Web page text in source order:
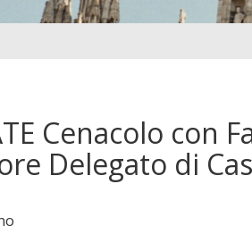
Cenacolo con
Delegato di